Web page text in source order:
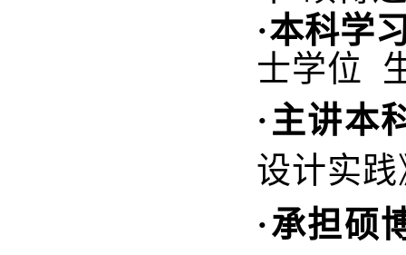
·本科学
士学位
·主讲本
设计实践
·承担硕